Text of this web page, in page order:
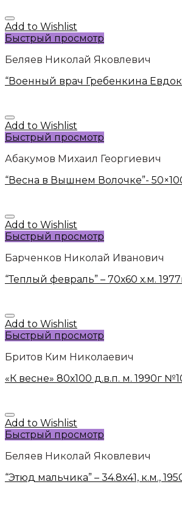
Add to Wishlist
Быстрый просмотр
Беляев Николай Яковлевич
“Военный врач Гребенкина
Add to Wishlist
Быстрый просмотр
Абакумов Михаил Георгиевич
“Весна в Вышнем Волочке”-
Add to Wishlist
Быстрый просмотр
Барченков Николай Иванович
“Теплый февраль” – 70х60 х.м.
Add to Wishlist
Быстрый просмотр
Бритов Ким Николаевич
«К весне» 80х100 д.в.п. м. 1990г
Add to Wishlist
Быстрый просмотр
Беляев Николай Яковлевич
“Этюд мальчика” – 34.8х41, к.м.,